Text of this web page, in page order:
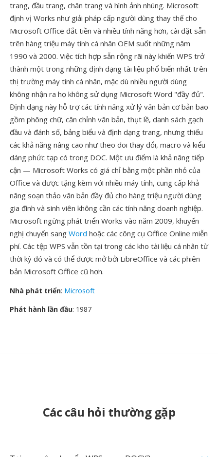
trang, đầu trang, chân trang và hình ảnh nhúng. Microsoft
định vị Works như giải pháp cấp người dùng thay thế cho
Microsoft Office đắt tiền và nhiều tính năng hơn, cài đặt sẵn
trên hàng triệu máy tính cá nhân OEM suốt những năm
1990 và 2000. Việc tích hợp sẵn rộng rãi này khiến WPS trở
thành một trong những định dạng tài liệu phổ biến nhất trên
thị trường máy tính cá nhân, mặc dù nhiều người dùng
không nhận ra họ không sử dụng Microsoft Word "đầy đủ".
Định dạng này hỗ trợ các tính năng xử lý văn bản cơ bản bao
gồm phông chữ, căn chỉnh văn bản, thụt lề, danh sách gạch
đầu và đánh số, bảng biểu và định dạng trang, nhưng thiếu
các khả năng nâng cao như theo dõi thay đổi, macro và kiểu
dáng phức tạp có trong DOC. Một ưu điểm là khả năng tiếp
cận — Microsoft Works có giá chỉ bằng một phần nhỏ của
Office và được tặng kèm với nhiều máy tính, cung cấp khả
năng soạn thảo văn bản đầy đủ cho hàng triệu người dùng
gia đình và sinh viên không cần các tính năng doanh nghiệp.
Microsoft ngừng phát triển Works vào năm 2009, khuyến
nghị chuyển sang Word hoặc các công cụ Office Online miễn
phí. Các tệp WPS vẫn tồn tại trong các kho tài liệu cá nhân từ
thời kỳ đó và có thể được mở bởi LibreOffice và các phiên
bản Microsoft Office cũ hơn.
Nhà phát triển: Microsoft
Phát hành lần đầu: 1987
Các câu hỏi thường gặp